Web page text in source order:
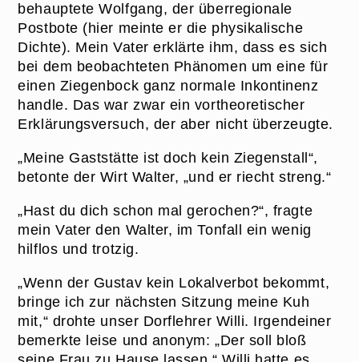
behauptete Wolfgang, der überregionale
Postbote (hier meinte er die physikalische
Dichte). Mein Vater erklärte ihm, dass es sich
bei dem beobachteten Phänomen um eine für
einen Ziegenbock ganz normale Inkontinenz
handle. Das war zwar ein vortheoretischer
Erklärungsversuch, der aber nicht überzeugte.
„Meine Gaststätte ist doch kein Ziegenstall“,
betonte der Wirt Walter, „und er riecht streng.“
„Hast du dich schon mal gerochen?“, fragte
mein Vater den Walter, im Tonfall ein wenig
hilflos und trotzig.
„Wenn der Gustav kein Lokalverbot bekommt,
bringe ich zur nächsten Sitzung meine Kuh
mit,“ drohte unser Dorflehrer Willi. Irgendeiner
bemerkte leise und anonym: „Der soll bloß